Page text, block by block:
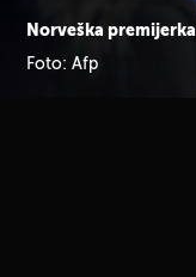
Norveška
Foto: Afp